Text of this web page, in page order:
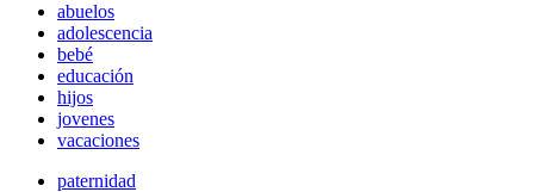
abuelos
adolescencia
bebé
educación
hijos
jovenes
vacaciones
paternidad